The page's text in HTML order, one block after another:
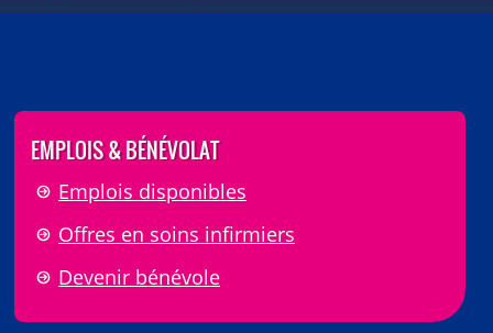
EMPLOIS & BÉNÉVOLAT
Emplois disponibles
Offres en soins infirmiers
Devenir bénévole